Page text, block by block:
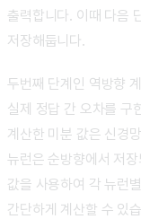
출력합니다. 이때 다음
저장해둡니다.
두번째 단계인 역방향
실제 정답 간 오차를 구
계산한 미분 값은 신경
뉴런은 순방향에서 저
값을 사용하여 각 뉴런
간단하게 계산할 수 있